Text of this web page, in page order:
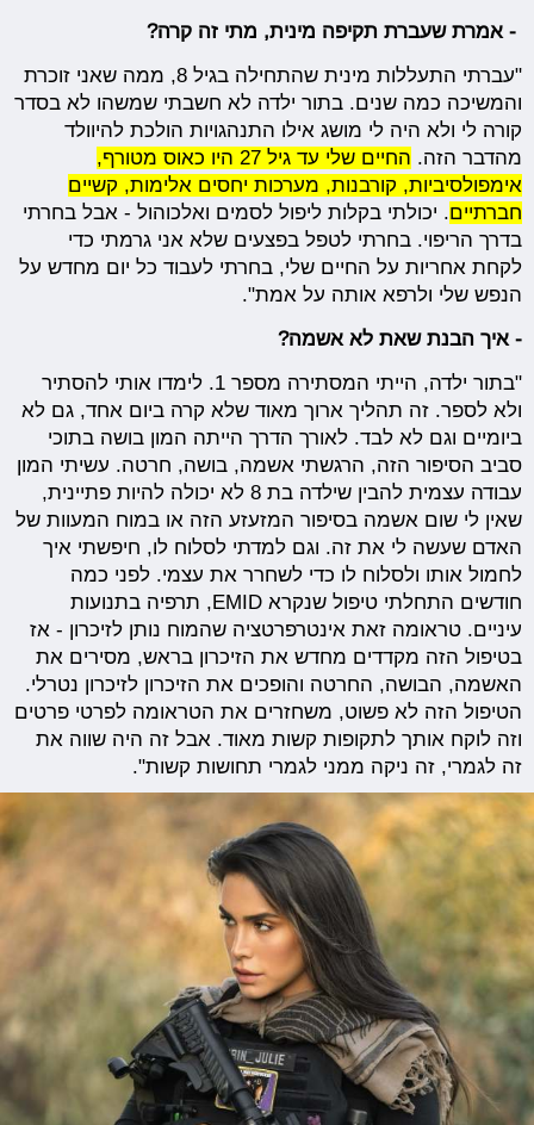
- אמרת שעברת תקיפה מינית, מתי זה קרה?
"עברתי התעללות מינית שהתחילה בגיל 8, ממה שאני זוכרת
והמשיכה כמה שנים. בתור ילדה לא חשבתי שמשהו לא בסדר
קורה לי ולא היה לי מושג אילו התנהגויות הולכת להיוולד
מהדבר הזה.
החיים שלי עד גיל 27 היו כאוס מטורף,
אימפולסיביות, קורבנות, מערכות יחסים אלימות, קשיים
חברתיים. יכולתי בקלות ליפול לסמים ואלכוהול - אבל בחרתי
בדרך הריפוי. בחרתי לטפל בפצעים שלא אני גרמתי כדי
לקחת אחריות על החיים שלי, בחרתי לעבוד כל יום מחדש על
הנפש שלי ולרפא אותה על אמת".
- איך הבנת שאת לא אשמה?
"בתור ילדה, הייתי המסתירה מספר 1. לימדו אותי להסתיר
ולא לספר. זה תהליך ארוך מאוד שלא קרה ביום אחד, גם לא
ביומיים וגם לא לבד. לאורך הדרך הייתה המון בושה בתוכי
סביב הסיפור הזה, הרגשתי אשמה, בושה, חרטה. עשיתי המון
עבודה עצמית להבין שילדה בת 8 לא יכולה להיות פתיינית,
שאין לי שום אשמה בסיפור המזעזע הזה או במוח המעוות של
האדם שעשה לי את זה. וגם למדתי לסלוח לו, חיפשתי איך
לחמול אותו ולסלוח לו כדי לשחרר את עצמי. לפני כמה
חודשים התחלתי טיפול שנקרא EMID, תרפיה בתנועות
עיניים. טראומה זאת אינטרפרטציה שהמוח נותן לזיכרון - אז
בטיפול הזה מקדדים מחדש את הזיכרון בראש, מסירים את
האשמה, הבושה, החרטה והופכים את הזיכרון לזיכרון נטרלי.
הטיפול הזה לא פשוט, משחזרים את הטראומה לפרטי פרטים
וזה לוקח אותך לתקופות קשות מאוד. אבל זה היה שווה את
זה לגמרי, זה ניקה ממני לגמרי תחושות קשות".